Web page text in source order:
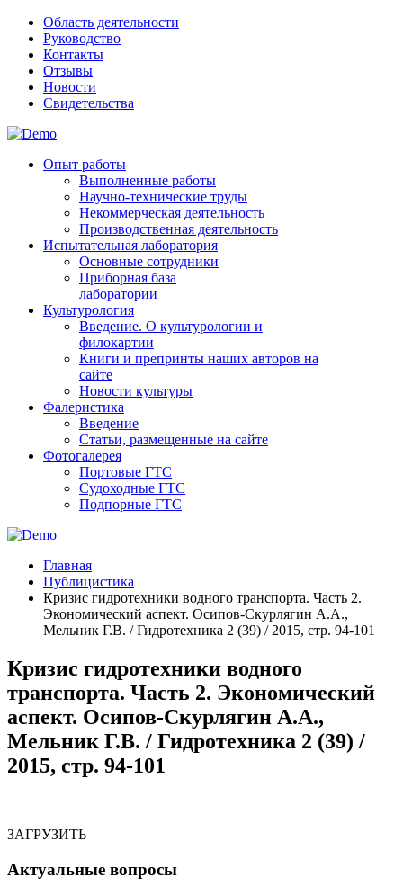
Область деятельности
Руководство
Контакты
Отзывы
Новости
Свидетельства
Опыт работы
Выполненные работы
Научно-технические труды
Некоммерческая деятельность
Производственная деятельность
Испытательная лаборатория
Основные сотрудники
Приборная база
лаборатории
Культурология
Введение. О культурологии и
филокартии
Книги и препринты наших авторов на
сайте
Новости культуры
Фалеристика
Введение
Статьи, размещенные на сайте
Фотогалерея
Портовые ГТС
Судоходные ГТС
Подпорные ГТС
Главная
Публицистика
Кризис гидротехники водного транспорта. Часть 2.
Экономический аспект. Осипов-Скурлягин А.А.,
Мельник Г.В. / Гидротехника 2 (39) / 2015, стр. 94-101
Кризис гидротехники водного
транспорта. Часть 2. Экономический
аспект. Осипов-Скурлягин А.А.,
Мельник Г.В. / Гидротехника 2 (39) /
2015, стр. 94-101
ЗАГРУЗИТЬ
Актуальные вопросы